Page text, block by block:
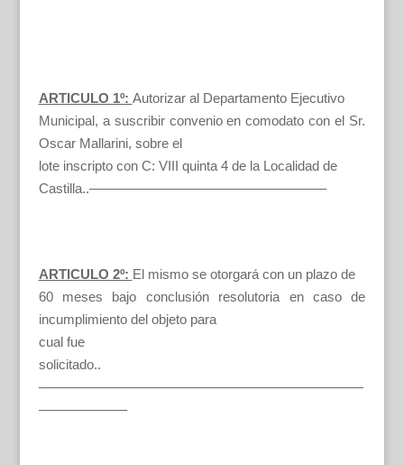
ARTICULO 1º: Autorizar al Departamento Ejecutivo
Municipal, a suscribir convenio en comodato con el Sr.
Oscar Mallarini, sobre el
lote inscripto con C: VIII quinta 4 de la Localidad de
Castilla..—————————————————–
ARTICULO 2º: El mismo se otorgará con un plazo de
60 meses bajo conclusión resolutoria en caso de
incumplimiento del objeto para
cual fue
solicitado..
————————————————————————
——————–